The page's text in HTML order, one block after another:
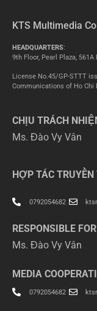
KTS Multimedia
HEADQUARTERS:
9th Floor, Pearl Plaza,
License No.45/GP-STTT
Communications of Ho Chi
CHỊU TRÁCH
Ms. Đào Vy Vân
HỢP TÁC
0792054682
RESPONSIBLE
Ms. Đào Vy Vân
MEDIA
0792054682